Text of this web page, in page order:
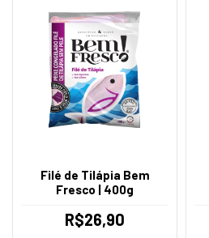
Filé de Tilápia Bem
Fresco | 400g
R$26,90